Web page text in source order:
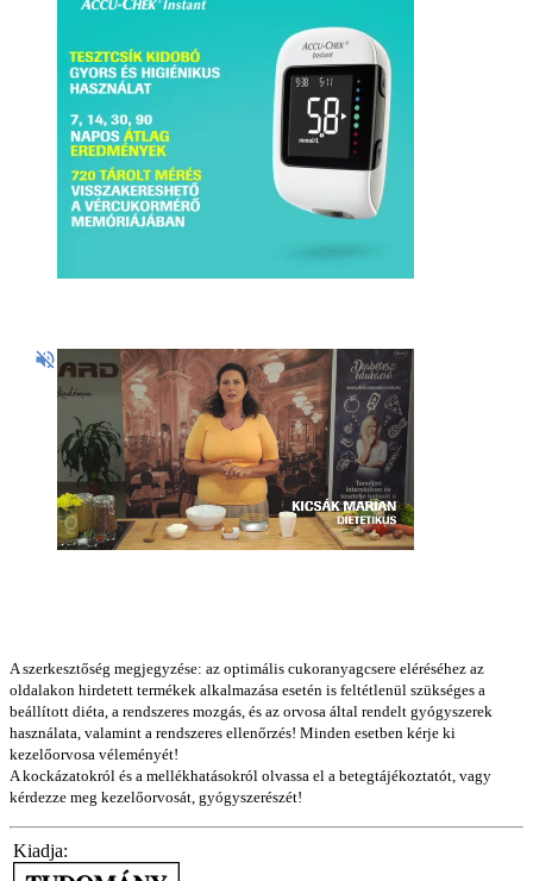
A szerkesztőség megjegyzése: az optimális cukoranyagcsere eléréséhez az
oldalakon hirdetett termékek alkalmazása esetén is feltétlenül szükséges a
beállított diéta, a rendszeres mozgás, és az orvosa által rendelt gyógyszerek
használata, valamint a rendszeres ellenőrzés! Minden esetben kérje ki
kezelőorvosa véleményét!
A kockázatokról és a mellékhatásokról olvassa el a betegtájékoztatót, vagy
kérdezze meg kezelőorvosát, gyógyszerészét!
Kiadja: